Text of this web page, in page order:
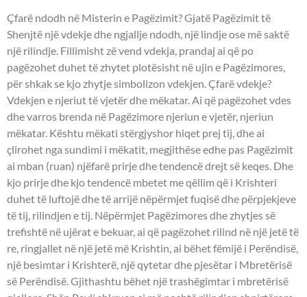
Çfarë ndodh në Misterin e Pagëzimit? Gjatë Pagëzimit të
Shenjtë një vdekje dhe ngjallje ndodh, një lindje ose më saktë
një rilindje. Fillimisht zë vend vdekja, prandaj ai që po
pagëzohet duhet të zhytet plotësisht në ujin e Pagëzimores,
për shkak se kjo zhytje simbolizon vdekjen. Çfarë vdekje?
Vdekjen e njeriut të vjetër dhe mëkatar. Ai që pagëzohet vdes
dhe varros brenda në Pagëzimore njeriun e vjetër, njeriun
mëkatar. Kështu mëkati stërgjyshor hiqet prej tij, dhe ai
çlirohet nga sundimi i mëkatit, megjithëse edhe pas Pagëzimit
ai mban (ruan) njëfarë prirje dhe tendencë drejt së keqes. Dhe
kjo prirje dhe kjo tendencë mbetet me qëllim që i Krishteri
duhet të luftojë dhe të arrijë nëpërmjet fuqisë dhe përpjekjeve
të tij, rilindjen e tij. Nëpërmjet Pagëzimores dhe zhytjes së
trefishtë në ujërat e bekuar, ai që pagëzohet rilind në një jetë të
re, ringjallet në një jetë më Krishtin, ai bëhet fëmijë i Perëndisë,
një besimtar i Krishterë, një qytetar dhe pjesëtar i Mbretërisë
së Perëndisë. Gjithashtu bëhet një trashëgimtar i mbretërisë